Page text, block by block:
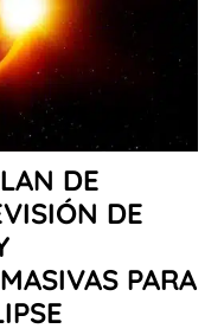
DE
DE
PARA